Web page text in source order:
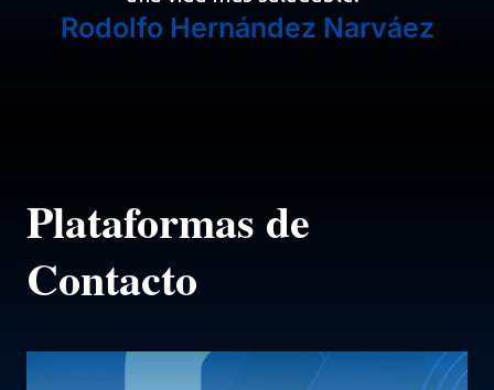
Rodolfo Hernández Narváez
Plataformas de
Contacto